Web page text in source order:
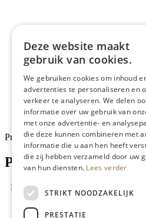
Projecten
Projecten
Bij ARDEE Design ontwerpen we
zorgen ervoor
Deze website maakt
gebruik van cookies.
We gebruiken cookies om inhoud
advertenties te personaliseren en
verkeer te analyseren. We delen
informatie over uw gebruik van
met onze advertentie- en
die deze kunnen combineren met
informatie die u aan hen heeft
die zij hebben verzameld door uw
van hun diensten. Lees verder
STRIKT NOODZAKELIJK
PRESTATIE